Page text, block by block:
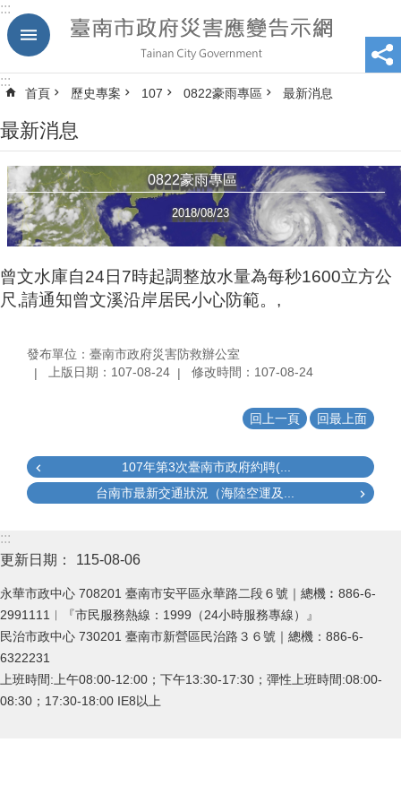
跳到主要內容區塊
:::
:::
首頁 歷史專案 107 0822豪雨專區 最新消息
最新消息
0822豪雨專區
2018/08/23
曾文水庫自24日7時起調整放水量為每秒1600立方公
尺,請通知曾文溪沿岸居民小心防範。,
發布單位：臺南市政府災害防救辦公室
上版日期：107-08-24
修改時間：107-08-24
回上一頁 回最上面
107年第3次臺南市政府約聘(...
台南市最新交通狀況（海陸空運及...
:::
更新日期：
115-08-06
永華市政中心 708201 臺南市安平區永華路二段６號｜總機︰886-6-
2991111︱『市民服務熱線：1999（24小時服務專線）』
民治市政中心 730201 臺南市新營區民治路３６號｜總機：886-6-
6322231
上班時間:上午08:00-12:00；下午13:30-17:30；彈性上班時間:08:00-
08:30；17:30-18:00 IE8以上